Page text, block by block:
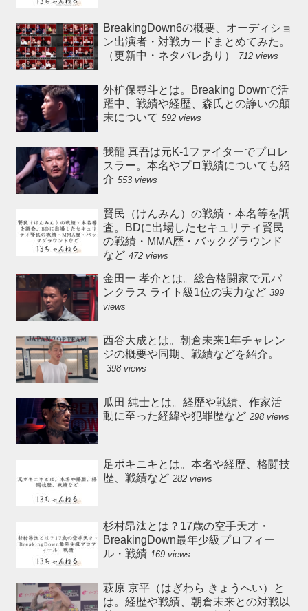
BreakingDown6の概要、オーディショ
ン出演者・対戦カードまとめてみた。
（更新中・ネタバレあり）
712 views
外枦保尋斗とは。Breaking Downで活
躍中、戦績や経歴、森氏との諍いの顛
末について 592 views
我龍 真吾は元K-1ファイターでプロレ
スラー。本名やプロ戦績についても紹
介 553 views
賢民（けんみん）の戦績・本名等を調
査。BDに出場したセキュリティ賢民
の戦績・MMA歴・バックグラウンド
など 472 views
金田一 孝介とは。総合格闘家で元パ
ンクラス ライト級1位の実力など 399
views
西谷大成とは。朝倉未来1年チャレン
ジの概要や同期、戦績などを紹介。
398 views
瓜田 純士とは。経歴や戦績、作家活
動に至った経緯や犯罪歴など 298 views
足ポキニキとは。本名や経歴、格闘技
歴、戦績など 282 views
杉村昂汰とは？17歳の空手天才・
BreakingDown最年少級プロフィー
ル・戦績 169 views
萩原 京平（はぎわら きょうへい）と
は。経歴や戦績、朝倉未来との対戦以